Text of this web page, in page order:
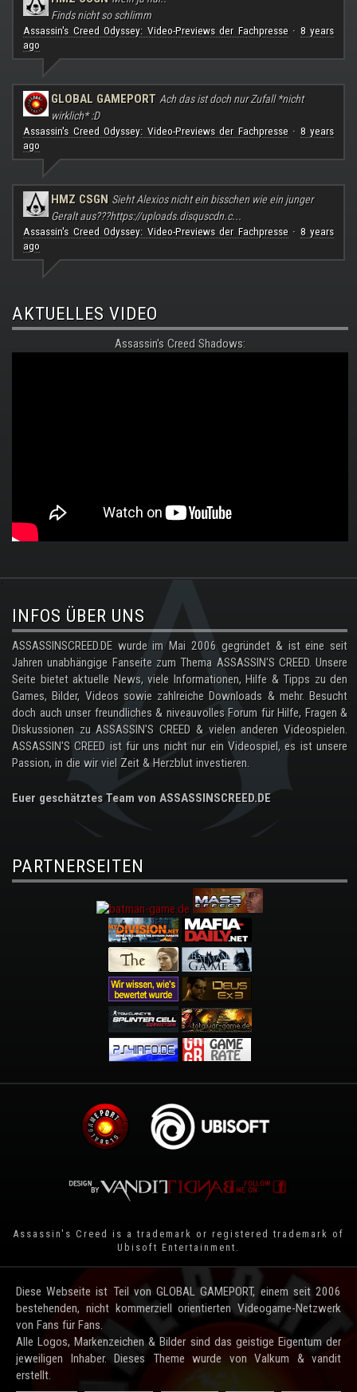
Finds nicht so schlimm
Assassin's Creed Odyssey: Video-Previews der Fachpresse· 8 years
ago
GLOBAL GAMEPORT Ach das ist doch nur Zufall *nicht
wirklich* :D
Assassin's Creed Odyssey: Video-Previews der Fachpresse· 8 years
ago
HMZ CSGN Sieht Alexios nicht ein bisschen wie ein junger
Geralt aus???https://uploads.disquscdn.c...
Assassin's Creed Odyssey: Video-Previews der Fachpresse· 8 years
ago
AKTUELLES VIDEO
Assassin's Creed Shadows:
.
INFOS ÜBER UNS
ASSASSINSCREED.DE wurde im Mai 2006 gegründet & ist eine seit
Jahren unabhängige Fanseite zum Thema ASSASSIN'S CREED. Unsere
Seite bietet aktuelle News, viele Informationen, Hilfe & Tipps zu den
Games, Bilder, Videos sowie zahlreiche Downloads & mehr. Besucht
doch auch unser freundliches & niveauvolles Forum für Hilfe, Fragen &
Diskussionen zu ASSASSIN'S CREED & vielen anderen Videospielen.
ASSASSIN'S CREED ist für uns nicht nur ein Videospiel, es ist unsere
Passion, in die wir viel Zeit & Herzblut investieren.
Euer geschätztes Team von ASSASSINSCREED.DE
PARTNERSEITEN
Assassin's Creed is a trademark or registered trademark of
Ubisoft Entertainment
Diese Webseite ist Teil von GLOBAL GAMEPORT, einem seit 2006
bestehenden, nicht kommerziell orientierten Videogame-Netzwerk
von Fans für Fans.
Alle Logos, Markenzeichen & Bilder sind das geistige Eigentum der
jeweiligen Inhaber. Dieses Theme wurde von Valkum & vandit
erstellt.